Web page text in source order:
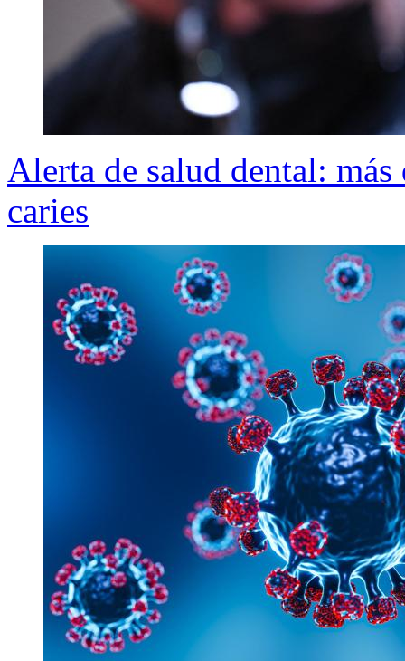
Alerta de salud dental:
caries